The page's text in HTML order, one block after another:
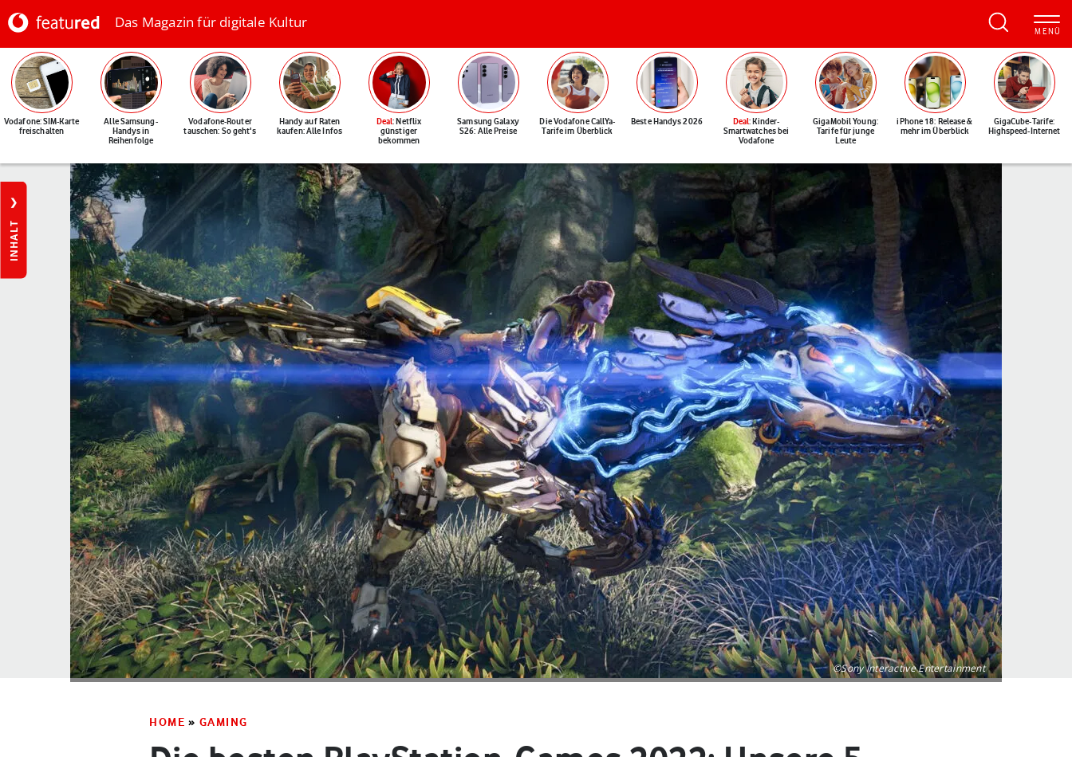
Das Magazin für digitale Kultur
Vodafone: SIM-Karte
freischalten
Alle Samsung-
Handys in
Reihenfolge
Vodafone-Router
tauschen: So geht's
Handy auf Raten
kaufen: Alle Infos
Deal: Netflix
günstiger
bekommen
Samsung Galaxy
S26: Alle Preise
Die Vodafone CallYa-
Tarife im Überblick
Beste Handys 2026 Deal: Kinder-
Smartwatches bei
Vodafone
GigaMobil Young:
Tarife für junge
Leute
iPhone 18: Release &
mehr im Überblick
GigaCube-Tarife:
Highspeed-Internet
INHALT
©Sony Interactive Entertainment
HOME » GAMING